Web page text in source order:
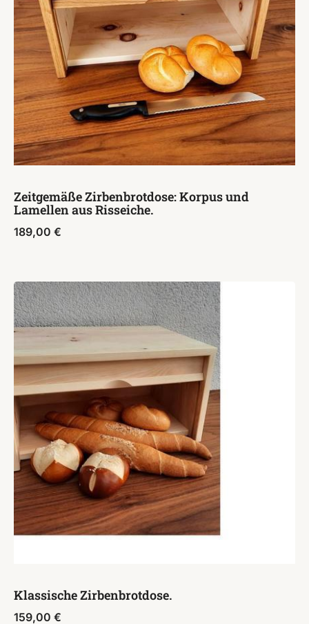
Zeitgemäße Zirbenbrotdose: Korpus und
Lamellen aus Risseiche.
189,00 €
Klassische Zirbenbrotdose.
159,00 €